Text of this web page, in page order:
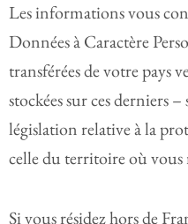
Les informations vous
Données à Caractère
transférées de votre pays
stockées sur ces derniers
législation relative à la
celle du territoire où vous
Si vous résidez hors de